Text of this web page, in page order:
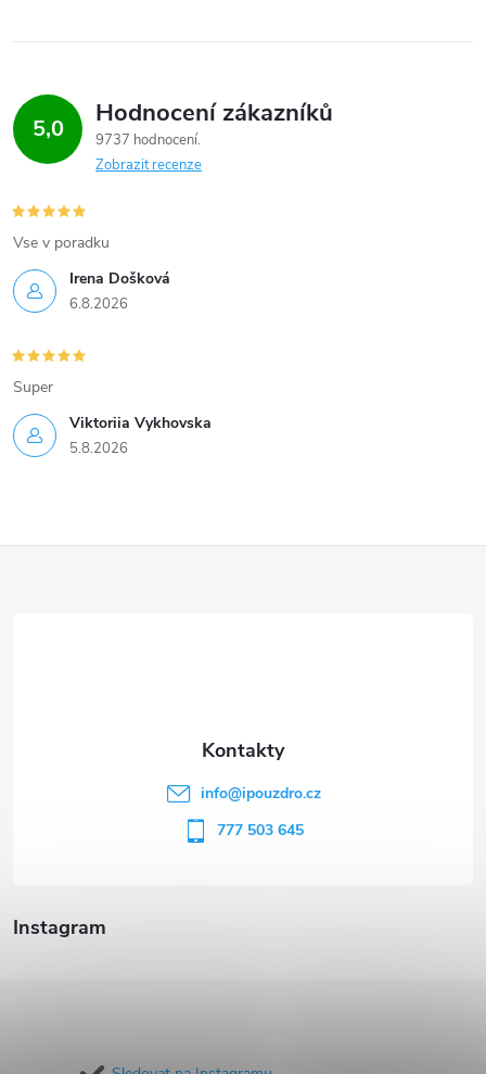
5,0 Hodnocení zákazníků
9737 hodnocení
Zobrazit recenze
Irena Došková
6.8.2026
Vse v poradku
Viktoriia Vykhovska
5.8.2026
Super
Instagram
info@ipouzdro.cz
777 503 645